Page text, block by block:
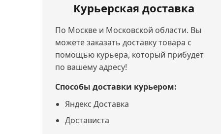
Курьерская доставка
По Москве и Московской области. Вы
можете заказать доставку товара с
помощью курьера, который прибудет
по вашему адресу!
Способы доставки курьером:
Яндекс Доставка
Достависта